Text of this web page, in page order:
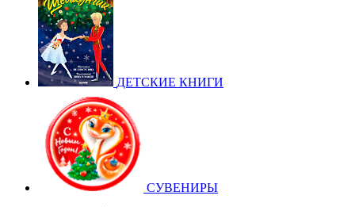
ДЕТСКИЕ КНИГИ
СУВЕНИРЫ